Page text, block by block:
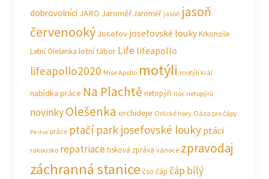
dobrovolníci JARO JaroměřJaroměř jasoň jasoň
červenooký Josefov josefovské loukyKrkonoše
Letní Olešenka letní tábor Life lifeapollo
lifeapollo2020 Mise Apollo motýli motýlí král
nabídka práce Na Plachtě netopýři noc netopýrů
novinkyOlešenka orchideje Orlické hory Oáza pro čápy
Pastva práce ptačí park josefovské louky ptáci
rakousko repatriacetisková zpráva vánoce zpravodaj
záchranná stanice čso čáp čáp bílý